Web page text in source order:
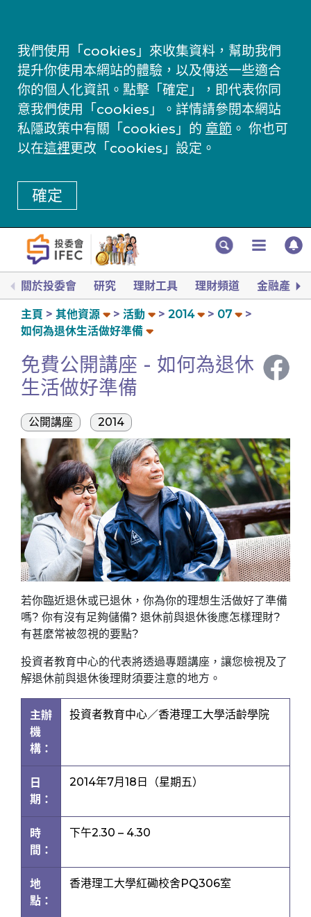
我們使用「cookies」來收集資料，幫助我們
提升你使用本網站的體驗，以及傳送一些適合
你的個人化資訊。點擊「確定」，即代表你同
意我們使用「cookies」。詳情請參閱本網站
私隱政策中有關「cookies」的 章節 。 你也可
以在這裡更改「cookies」設定。
確定
關於投委會 研究 理財工具 理財頻道 金融產品
主頁 其他資源 活動 2014
07
如何為退休生活做好準備
免費公開講座 - 如何為退休
生活做好準備
公開講座 2014
若你臨近退休或已退休，你為你的理想生活做好了準備
嗎? 你有沒有足夠儲備? 退休前與退休後應怎樣理財?
有甚麼常被忽視的要點?
投資者教育中心的代表將透過專題講座，讓您檢視及了
解退休前與退休後理財須要注意的地方。
主辦
機
構：
投資者教育中心／香港理工大學活齡學院
日
期：
2014年7月18日（星期五）
時
間：
下午2.30 – 4.30
地
點：
香港理工大學紅磡校舍PQ306室